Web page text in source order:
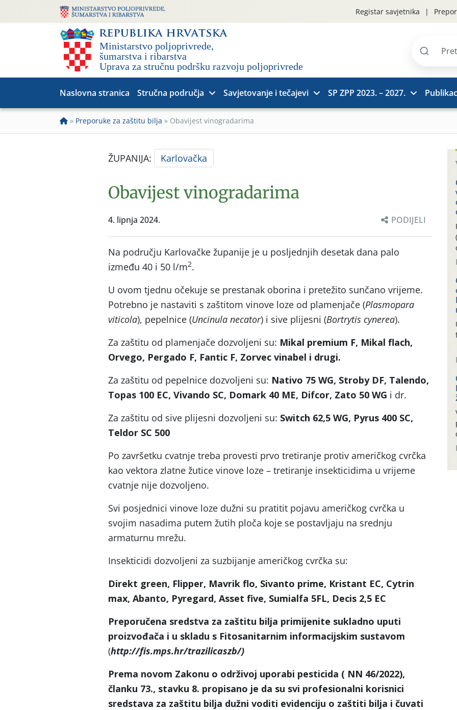
Registar savjetnika
Pretraži
Naslovna stranica Stručna područja Savjetovanje i tečajevi SP ZPP 2023. – 2027.
» Preporuke za zaštitu bilja » Obavijest vinogradarima
ŽUPANIJA: Karlovačka
Obavijest vinogradarima
4. lipnja 2024. PODIJELI
Na području Karlovačke županije je u posljednjih desetak dana palo
između 40 i 50 l/m2.
U ovom tjednu očekuje se prestanak oborina i pretežito sunčano vrijeme.
Potrebno je nastaviti s zaštitom vinove loze od plamenjače (Plasmopara
viticola), pepelnice (Uncinula necator) i sive plijesni (Bortrytis cynerea).
Za zaštitu od plamenjače dozvoljeni su: Mikal premium F, Mikal flach,
Orvego, Pergado F, Fantic F, Zorvec vinabel i drugi.
Za zaštitu od pepelnice dozvoljeni su: Nativo 75 WG, Stroby DF, Talendo,
Topas 100 EC, Vivando SC, Domark 40 ME, Difcor, Zato 50 WG i dr.
Za zaštitu od sive plijesni dozvoljeni su: Switch 62,5 WG, Pyrus 400 SC,
Teldor SC 500
Po završetku cvatnje treba provesti prvo tretiranje protiv američkog cvrčka
kao vektora zlatne žutice vinove loze – tretiranje insekticidima u vrijeme
cvatnje nije dozvoljeno.
Svi posjednici vinove loze dužni su pratitit pojavu američkog cvrčka u
svojim nasadima putem žutih ploča koje se postavljaju na srednju
armaturnu mrežu.
Insekticidi dozvoljeni za suzbijanje američkog cvrčka su:
Direkt green, Flipper, Mavrik flo, Sivanto prime, Kristant EC, Cytrin
max, Abanto, Pyregard, Asset five, Sumialfa 5FL, Decis 2,5 EC
Preporučena sredstva za zaštitu bilja primijenite sukladno uputi
proizvođača i u skladu s Fitosanitarnim informacijskim sustavom
(http://fis.mps.hr/trazilicaszb/)
Prema novom Zakonu o održivoj uporabi pesticida ( NN 46/2022),
članku 73., stavku 8. propisano je da su svi profesionalni korisnici
sredstava za zaštitu bilja dužni voditi evidenciju o zaštiti bilja i čuvati